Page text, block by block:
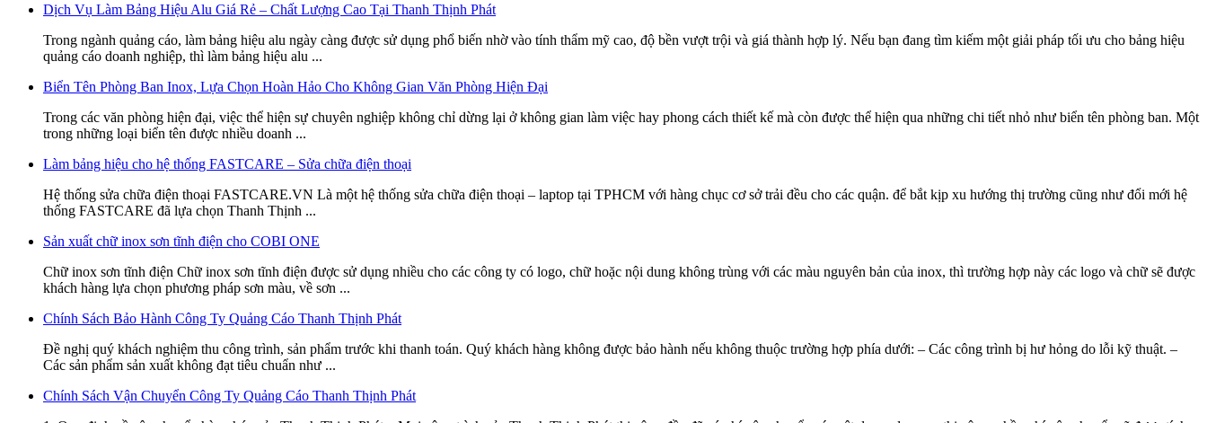
Dịch Vụ Làm Bảng Hiệu Alu Giá Rẻ – Chất Lượng Cao Tại Thanh Thịnh Phát
Trong ngành quảng cáo, làm bảng hiệu alu ngày càng được sử dụng phổ biến nhờ vào tính thẩm mỹ cao, độ bền vượt trội và giá thành hợp lý. Nếu bạn đang tìm kiếm một giải pháp tối ưu cho bảng hiệu
quảng cáo doanh nghiệp, thì làm bảng hiệu alu ...
Biển Tên Phòng Ban Inox, Lựa Chọn Hoàn Hảo Cho Không Gian Văn Phòng Hiện Đại
Trong các văn phòng hiện đại, việc thể hiện sự chuyên nghiệp không chỉ dừng lại ở không gian làm việc hay phong cách thiết kế mà còn được thể hiện qua những chi tiết nhỏ như biển tên phòng ban. Một
trong những loại biển tên được nhiều doanh ...
Làm bảng hiệu cho hệ thống FASTCARE – Sửa chữa điện thoại
Hệ thống sửa chữa điện thoại FASTCARE.VN Là một hệ thống sửa chữa điện thoại – laptop tại TPHCM với hàng chục cơ sở trải đều cho các quận. để bắt kịp xu hướng thị trường cũng như đổi mới hệ
thống FASTCARE đã lựa chọn Thanh Thịnh ...
Sản xuất chữ inox sơn tĩnh điện cho COBI ONE
Chữ inox sơn tĩnh điện Chữ inox sơn tĩnh điện được sử dụng nhiều cho các công ty có logo, chữ hoặc nội dung không trùng với các màu nguyên bản của inox, thì trường hợp này các logo và chữ sẽ được
khách hàng lựa chọn phương pháp sơn màu, về sơn ...
Chính Sách Bảo Hành Công Ty Quảng Cáo Thanh Thịnh Phát
Đề nghị quý khách nghiệm thu công trình, sản phẩm trước khi thanh toán. Quý khách hàng không được bảo hành nếu không thuộc trường hợp phía dưới: – Các công trình bị hư hỏng do lỗi kỹ thuật. –
Các sản phẩm sản xuất không đạt tiêu chuẩn như ...
Chính Sách Vận Chuyển Công Ty Quảng Cáo Thanh Thịnh Phát